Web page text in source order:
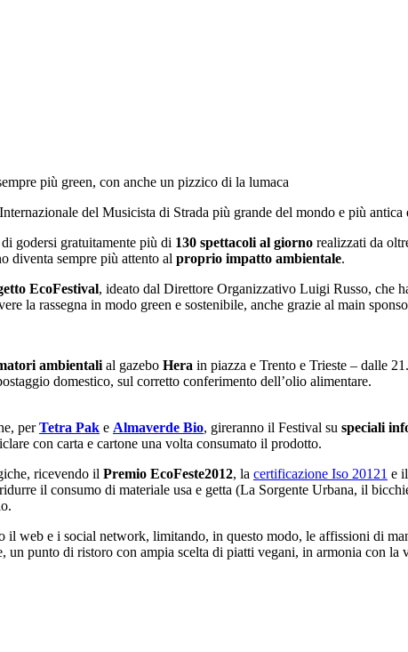
più green, con anche un pizzico di la lumaca
del Musicista di Strada più grande del mondo e più antica
godersi gratuitamente più di 130 spettacoli al giorno realizzati da
diventa sempre più attento al proprio impatto ambientale.
EcoFestival, ideato dal Direttore Organizzativo Luigi Russo, che
la rassegna in modo green e sostenibile, anche grazie al main
ambientali al gazebo Hera in piazza e Trento e Trieste – dalle
domestico, sul corretto conferimento dell’olio alimentare.
perTetra Pak e Almaverde Bio, gireranno il Festival su speciali
con carta e cartone una volta consumato il prodotto.
ricevendo il Premio EcoFeste2012, la certificazione Iso 20121 e
il consumo di materiale usa e getta (La Sorgente Urbana, il
web e i social network, limitando, in questo modo, le affissioni di
punto di ristoro con ampia scelta di piatti vegani, in armonia con la